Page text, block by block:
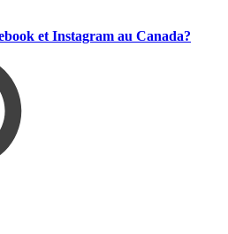
et Instagram au Canada?